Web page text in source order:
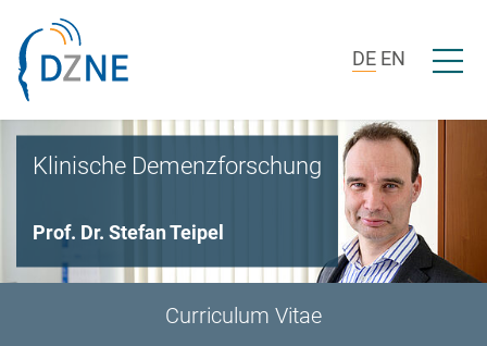
DE EN Menü
Klinische Demenzforschung
Prof. Dr. Stefan Teipel
Curriculum Vitae